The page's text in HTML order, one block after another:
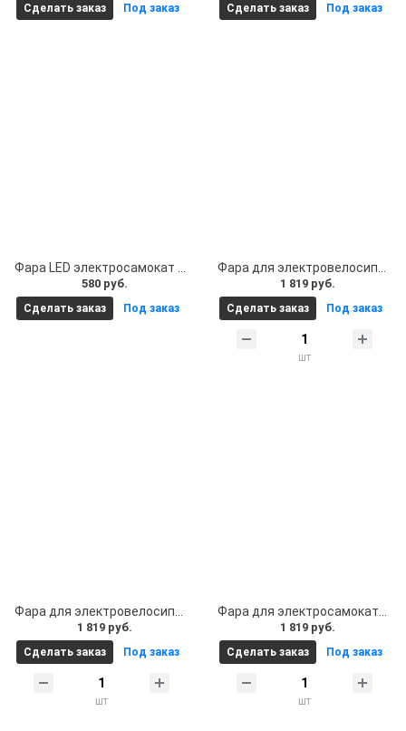
Сделать заказ Под заказ Сделать заказ Под заказ
Фара LED электросамокат Kugoo S3/S3 Pro
580 руб.
Сделать заказ Под заказ
Фара для электровелосипеда. Фара для электровелосипеда передняя / электросамоката, 36v, длина кабеля 0,42 м
1 819 руб.
Сделать заказ Под заказ
шт
1 819 руб.
Сделать заказ Под заказ
шт
1 819 руб.
Сделать заказ Под заказ
шт